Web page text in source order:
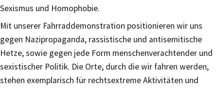
Sexismus und Homophobie.
Mit unserer Fahrraddemonstration positionieren wir uns
gegen Nazipropaganda, rassistische und antisemitische
Hetze, sowie gegen jede Form menschenverachtender und
sexistischer Politik. Die Orte, durch die wir fahren werden,
stehen exemplarisch für rechtsextreme Aktivitäten und